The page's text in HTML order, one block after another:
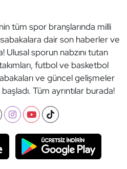
tüm spor branşlarında milli
dair son haberler ve
Ulusal sporun nabzını tutan
futbol ve basketbol
ve güncel gelişmeler
Tüm ayrıntılar burada!